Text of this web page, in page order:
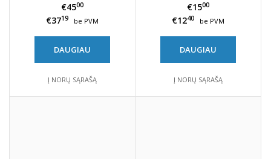
€4500
€3719 be PVM
DAUGIAU
Į NORŲ SĄRAŠĄ
€1500
€1240 be PVM
DAUGIAU
Į NORŲ SĄRAŠĄ